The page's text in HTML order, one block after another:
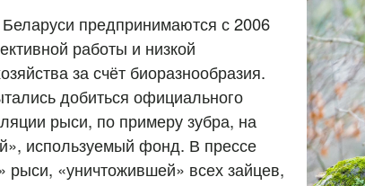
предпринимаются с 2006
работы и низкой
за счёт биоразнообразия.
добиться официального
рыси, по примеру зубра, на
используемый фонд. В прессе
рыси, «уничтожившей» всех зайцев,